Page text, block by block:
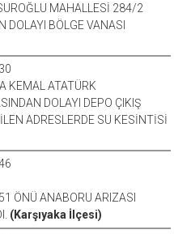
MAHALLESİ 284/2
BÖLGE VANASI
KEMAL ATATÜRK
DOLAYI DEPO ÇIKIŞ
ADRESLERDE SU KESİNTİSİ
ÖNÜ ANABORU ARIZASI
(Karşıyaka İlçesi)